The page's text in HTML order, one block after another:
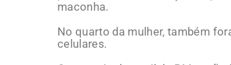
maconha.
No quarto da mulher, também
celulares.